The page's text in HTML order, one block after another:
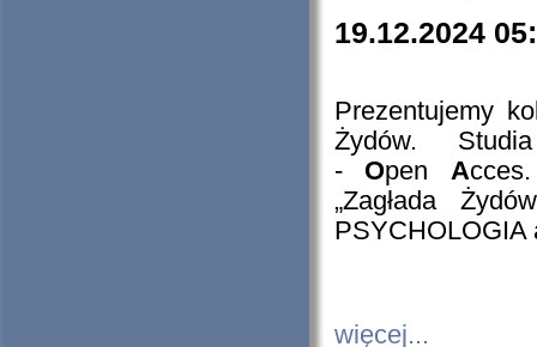
19.12.2024
Prezentujemy
Żydów.
- Open A
„Zagłada
PSYCHOLOGIA
więcej...